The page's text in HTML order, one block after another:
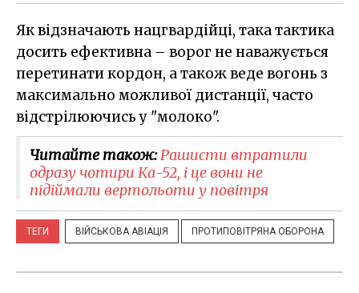
Як відзначають нацгвардійці, така тактика
досить ефективна – ворог не наважується
перетинати кордон, а також веде вогонь з
максимально можливої дистанції, часто
відстрілюючись у "молоко".
Читайте також:​Рашисти втратили
одразу чотири Ка-52, і це вони не
підіймали вертольоти у повітря
ТЕГИ ВІЙСЬКОВА АВІАЦІЯ ПРОТИПОВІТРЯНА ОБОРОНА